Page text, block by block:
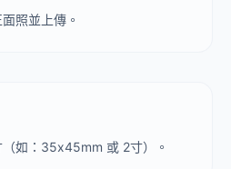
照並上傳。
如：35x45mm 或 2寸）。